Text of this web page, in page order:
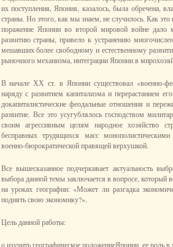
их поступления, Япония, казалось, была обречена,
страны. Но этого, как мы знаем, не случилось. Как
поражение Японии во второй мировой войне дало
развитию страны, привело к устранению
мешавших более свободному и естественному
рыночного механизма, интеграции Японии в
В начале ХХ ст. в Японии существовал
наряду с развитием капитализма и перерастанием
докапиталистические феодальные отношения и
развитие. Все это усугублялось господством
своим агрессивным целям народное хозяйство
бесправных трудящихся масс
военно‑бюрократической правящей верхушкой.
Все вышесказанное подчеркивает актуальность
выбора данной темы заключается в вопросе, который
на уроках географии: «Может ли разгадка
поднять свою экономику?».
Цель данной работы:
o изучить географическое положениеЯпонии, ее роль